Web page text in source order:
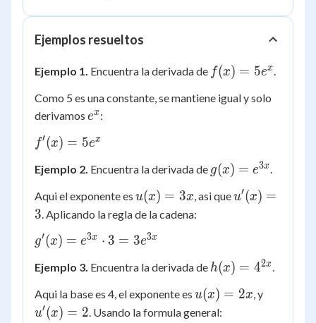
\cdot u'
Ejemplos resueltos
Ejemplo 1. Encuentra la derivada de f(x)
5e^x
f(x) = 5ex.
Como 5 es una constante, se mantiene igual y solo
derivamos e^x
ex:
f'(x)
5e^x
f′(x) = 5ex
Ejemplo 2. Encuentra la derivada de g(x) =
g(x) = e3x.
Aqui el exponente es u(x)
=
u(x) = 3x, asi queu'(x)
u′(x) =
3. Aplicando la regla de la cadena:
g'(x) =
\cdot 3
=
3e^{3x}
g′(x) = e3x ⋅ 3 = 3e3x
Ejemplo 3. Encuentra la derivada de h(x) =
h(x) = 42x.
Aqui la base es 4, el exponente es u(x)
=
u(x) = 2x, yu'(x)
u′(x) = 2. Usando la formula general: